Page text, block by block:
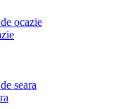
ocazie
seara